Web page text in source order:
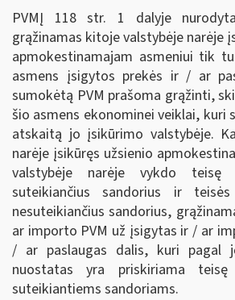
PVMĮ 118 str. 1 dalyje
grąžinamas kitoje valstybėje narėje
apmokestinamajam asmeniui tik
asmens įsigytos prekės ir / ar
sumokėtą PVM prašoma grąžinti,
šio asmens ekonominei veiklai, kuri
atskaitą jo įsikūrimo valstybėje.
narėje įsikūręs užsienio
valstybėje narėje vykdo
suteikiančius sandorius ir
nesuteikiančius sandorius,
ar importo PVM už įsigytas ir / ar
/ ar paslaugas dalis, kuri pagal
nuostatas yra priskiriama
suteikiantiems sandoriams.